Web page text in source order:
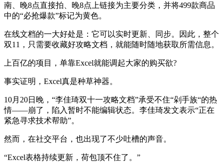
南、晚8点直接拍、晚8点上链接为主要分类，并将499款商品
中的“必抢爆款”标记为黄色。
在线文档的一大好处是：它可以实时更新、同步。因此，整个
双11，只需要收藏好攻略文档，就能随时随地获取所需信息。
上百亿的项目，单靠Excel就能调起大家的购买欲?
事实证明，Excel真是种草神器。
10月20日晚，“李佳琦双十一攻略文档”承受不住“剁手族“的热
情——崩了，陷入暂时不能编辑状态。李佳琦发文表示“正在
紧急寻求技术帮助”。
然而，在社交平台，也出现了不少吐槽的声音。
“Excel表格持续更新，荷包顶不住了。”